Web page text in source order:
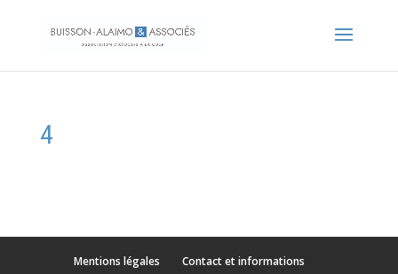
4
Mentions légales
Contact et informations